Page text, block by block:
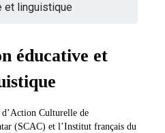
et linguistique
éducative et
Culturelle de
(SCAC) et l’Institut français du